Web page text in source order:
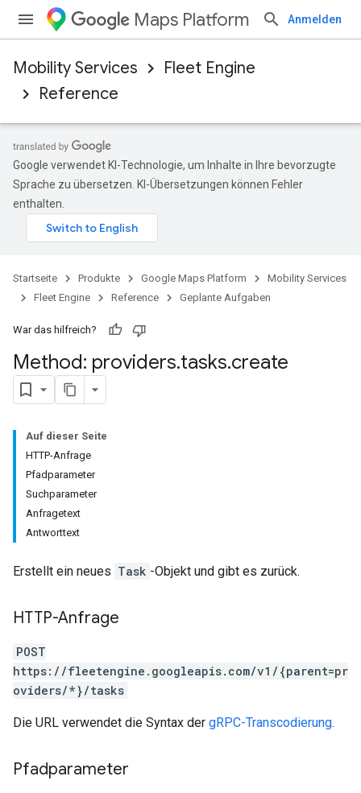
Maps Platform Anmelden
Mobility Services
Fleet Engine
Reference
Google verwendet KI-Technologie, um Inhalte in Ihre bevorzugte
Sprache zu übersetzen. KI-Übersetzungen können Fehler
enthalten.
Startseite Produkte Google Maps Platform
Mobility Services
Fleet Engine
Reference Geplante Aufgaben
War das hilfreich?
Method: providers.tasks.create
Auf dieser Seite
HTTP-Anfrage
Pfadparameter
Suchparameter
Anfragetext
Antworttext
Erstellt ein neues Task -Objekt und gibt es zurück.
HTTP-Anfrage
POST
https://fleetengine.googleapis.com/v1/{parent=pr
oviders/*}/tasks
Die URL verwendet die Syntax der gRPC-Transcodierung.
Pfadparameter